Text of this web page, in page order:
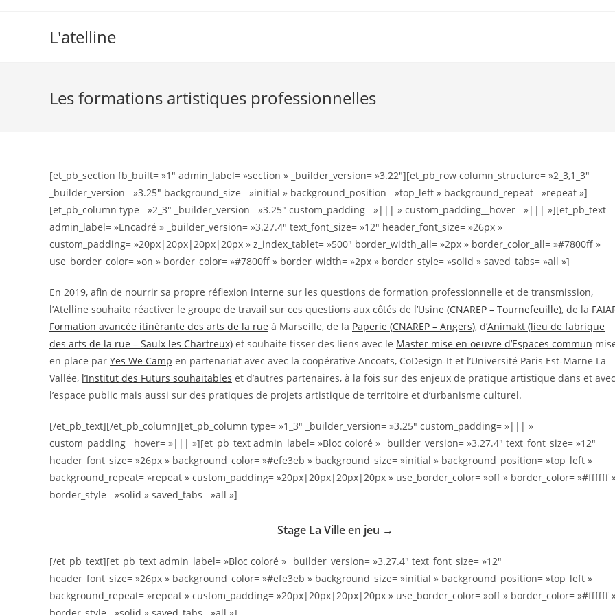
L'atelline
Les formations artistiques professionnelles
[et_pb_section fb_built= »1″ admin_label= »section » _builder_version= »3.22″][et_pb_row column_structure= »2_3,1_3″
_builder_version= »3.25″ background_size= »initial » background_position= »top_left » background_repeat= »repeat »]
[et_pb_column type= »2_3″ _builder_version= »3.25″ custom_padding= »||| » custom_padding__hover= »||| »][et_pb_text
admin_label= »Encadré » _builder_version= »3.27.4″ text_font_size= »12″ header_font_size= »26px »
custom_padding= »20px|20px|20px|20px » z_index_tablet= »500″ border_width_all= »2px » border_color_all= »#7800ff »
use_border_color= »on » border_color= »#7800ff » border_width= »2px » border_style= »solid » saved_tabs= »all »]
En 2019, afin de nourrir sa propre réflexion interne sur les questions de formation professionnelle et de transmission,
l’Atelline souhaite réactiver le groupe de travail sur ces questions aux côtés de l’Usine (CNAREP – Tournefeuille), de la
Formation avancée itinérante des arts de la rue à Marseille, de la Paperie (CNAREP – Angers), d’Animakt (lieu de fabrique
des arts de la rue – Saulx les Chartreux) et souhaite tisser des liens avec le Master mise en oeuvre d’Espaces commun
en place par Yes We Camp en partenariat avec avec la coopérative Ancoats, CoDesign-It et l’Université Paris Est-Marne La
Vallée, l’Institut des Futurs souhaitables et d’autres partenaires, à la fois sur des enjeux de pratique artistique dans et avec
l’espace public mais aussi sur des pratiques de projets artistique de territoire et d’urbanisme culturel.
[/et_pb_text][/et_pb_column][et_pb_column type= »1_3″ _builder_version= »3.25″ custom_padding= »||| »
custom_padding__hover= »||| »][et_pb_text admin_label= »Bloc coloré » _builder_version= »3.27.4″ text_font_size= »12″
header_font_size= »26px » background_color= »#efe3eb » background_size= »initial » background_position= »top_left »
background_repeat= »repeat » custom_padding= »20px|20px|20px|20px » use_border_color= »off » border_color= »#ffffff
border_style= »solid » saved_tabs= »all »]
Stage La Ville en jeu →
[/et_pb_text][et_pb_text admin_label= »Bloc coloré » _builder_version= »3.27.4″ text_font_size= »12″
header_font_size= »26px » background_color= »#efe3eb » background_size= »initial » background_position= »top_left »
background_repeat= »repeat » custom_padding= »20px|20px|20px|20px » use_border_color= »off » border_color= »#ffffff